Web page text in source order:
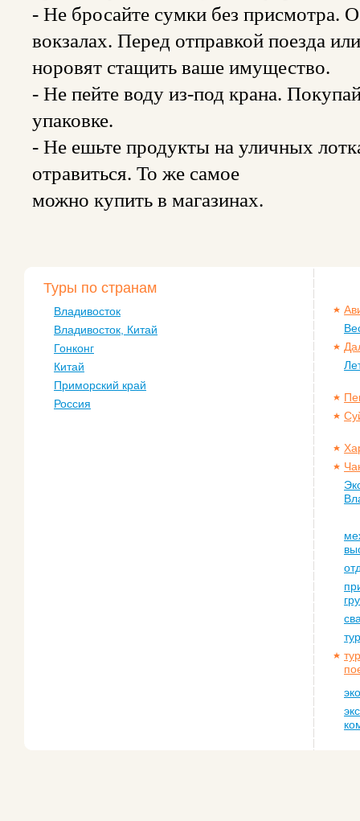
- Не бросайте сумки без присмотра.
вокзалах. Перед отправкой поезда
норовят стащить ваше имущество.
- Не пейте воду из-под крана.
упаковке.
- Не ешьте продукты на уличных
отравиться. То же самое
можно купить в магазинах.
Туры по странам
Владивосток
Владивосток, Китай
Гонконг
Китай
Приморский край
Россия